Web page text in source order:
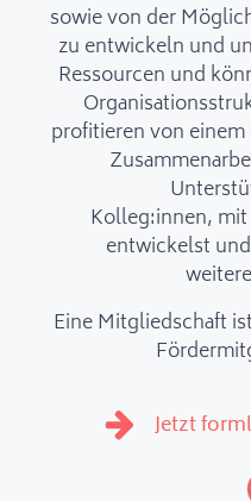
sowie von der
zu entwickeln und
Ressourcen und
profitieren von
Kolleg:innen,
entwickelst
Eine Mitgliedschaft
Jetzt